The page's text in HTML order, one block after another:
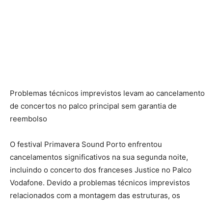
Problemas técnicos imprevistos levam ao cancelamento
de concertos no palco principal sem garantia de
reembolso
O festival Primavera Sound Porto enfrentou
cancelamentos significativos na sua segunda noite,
incluindo o concerto dos franceses Justice no Palco
Vodafone. Devido a problemas técnicos imprevistos
relacionados com a montagem das estruturas, os